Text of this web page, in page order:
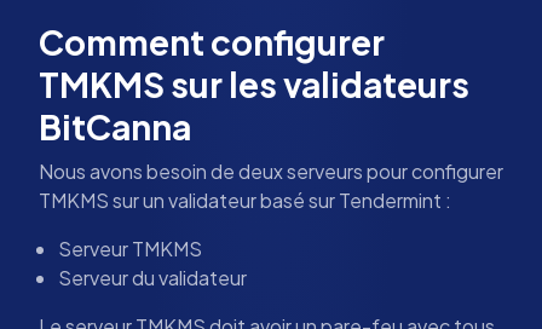
Comment configurer
TMKMS sur les validateurs
BitCanna
Nous avons besoin de deux serveurs pour configurer
TMKMS sur un validateur basé sur Tendermint :
Serveur TMKMS
Serveur du validateur